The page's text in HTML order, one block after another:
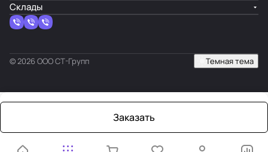
Заказать
Склады
© 2026 ООО СТ-Групп Темная тема